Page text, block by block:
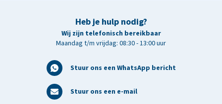
Heb je hulp nodig?
Wij zijn telefonisch bereikbaar
Maandag t/m vrijdag: 08:30 - 13:00 uur
Stuur ons een WhatsApp bericht
Stuur ons een e-mail